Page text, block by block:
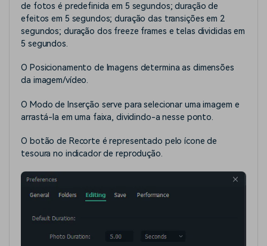
de fotos é predefinida em 5 segundos; duração de
efeitos em 5 segundos; duração das transições em 2
segundos; duração dos freeze frames e telas divididas em
5 segundos.
O Posicionamento de Imagens determina as dimensões
da imagem/vídeo.
O Modo de Inserção serve para selecionar uma imagem e
arrastá-la em uma faixa, dividindo-a nesse ponto.
O botão de Recorte é representado pelo ícone de
tesoura no indicador de reprodução.